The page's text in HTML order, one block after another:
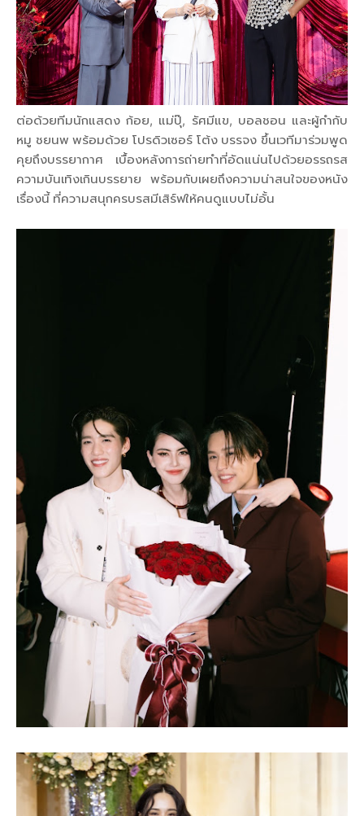
ต่อด้วยทีมนักแสดง ก้อย, แม่ปุ๊, รัศมีแข, บอลชอน และผู้กำกับ
หมู ชยนพ พร้อมด้วย โปรดิวเซอร์ โต้ง บรรจง ขึ้นเวทีมาร่วมพูด
คุยถึงบรรยากาศ เบื้องหลังการถ่ายทำที่อัดแน่นไปด้วยอรรถรส
ความบันเทิงเกินบรรยาย พร้อมกับเผยถึงความน่าสนใจของหนัง
เรื่องนี้ ที่ความสนุกครบรสมีเสิร์ฟให้คนดูแบบไม่อั้น